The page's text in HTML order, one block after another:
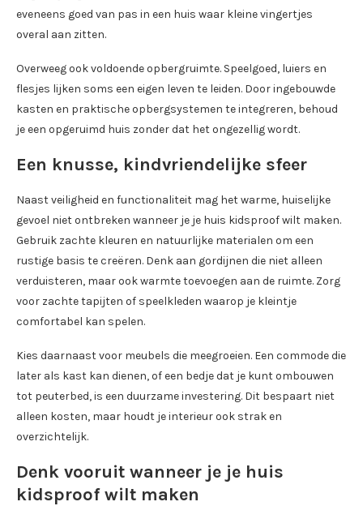
eveneens goed van pas in een huis waar kleine vingertjes
overal aan zitten.
Overweeg ook voldoende opbergruimte. Speelgoed, luiers en
flesjes lijken soms een eigen leven te leiden. Door ingebouwde
kasten en praktische opbergsystemen te integreren, behoud
je een opgeruimd huis zonder dat het ongezellig wordt.
Een knusse, kindvriendelijke sfeer
Naast veiligheid en functionaliteit mag het warme, huiselijke
gevoel niet ontbreken wanneer je je huis kidsproof wilt maken.
Gebruik zachte kleuren en natuurlijke materialen om een
rustige basis te creëren. Denk aan gordijnen die niet alleen
verduisteren, maar ook warmte toevoegen aan de ruimte. Zorg
voor zachte tapijten of speelkleden waarop je kleintje
comfortabel kan spelen.
Kies daarnaast voor meubels die meegroeien. Een commode die
later als kast kan dienen, of een bedje dat je kunt ombouwen
tot peuterbed, is een duurzame investering. Dit bespaart niet
alleen kosten, maar houdt je interieur ook strak en
overzichtelijk.
Denk vooruit wanneer je je huis
kidsproof wilt maken